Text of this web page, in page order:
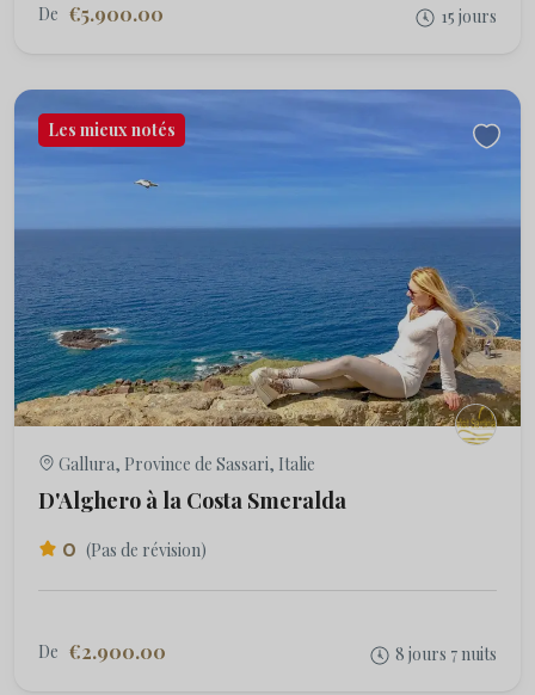
De €5.900.00 15 jours
Les mieux notés
Gallura, Province de Sassari, Italie
D'Alghero à la Costa Smeralda
0 (Pas de révision)
De €2.900.00 8 jours 7 nuits